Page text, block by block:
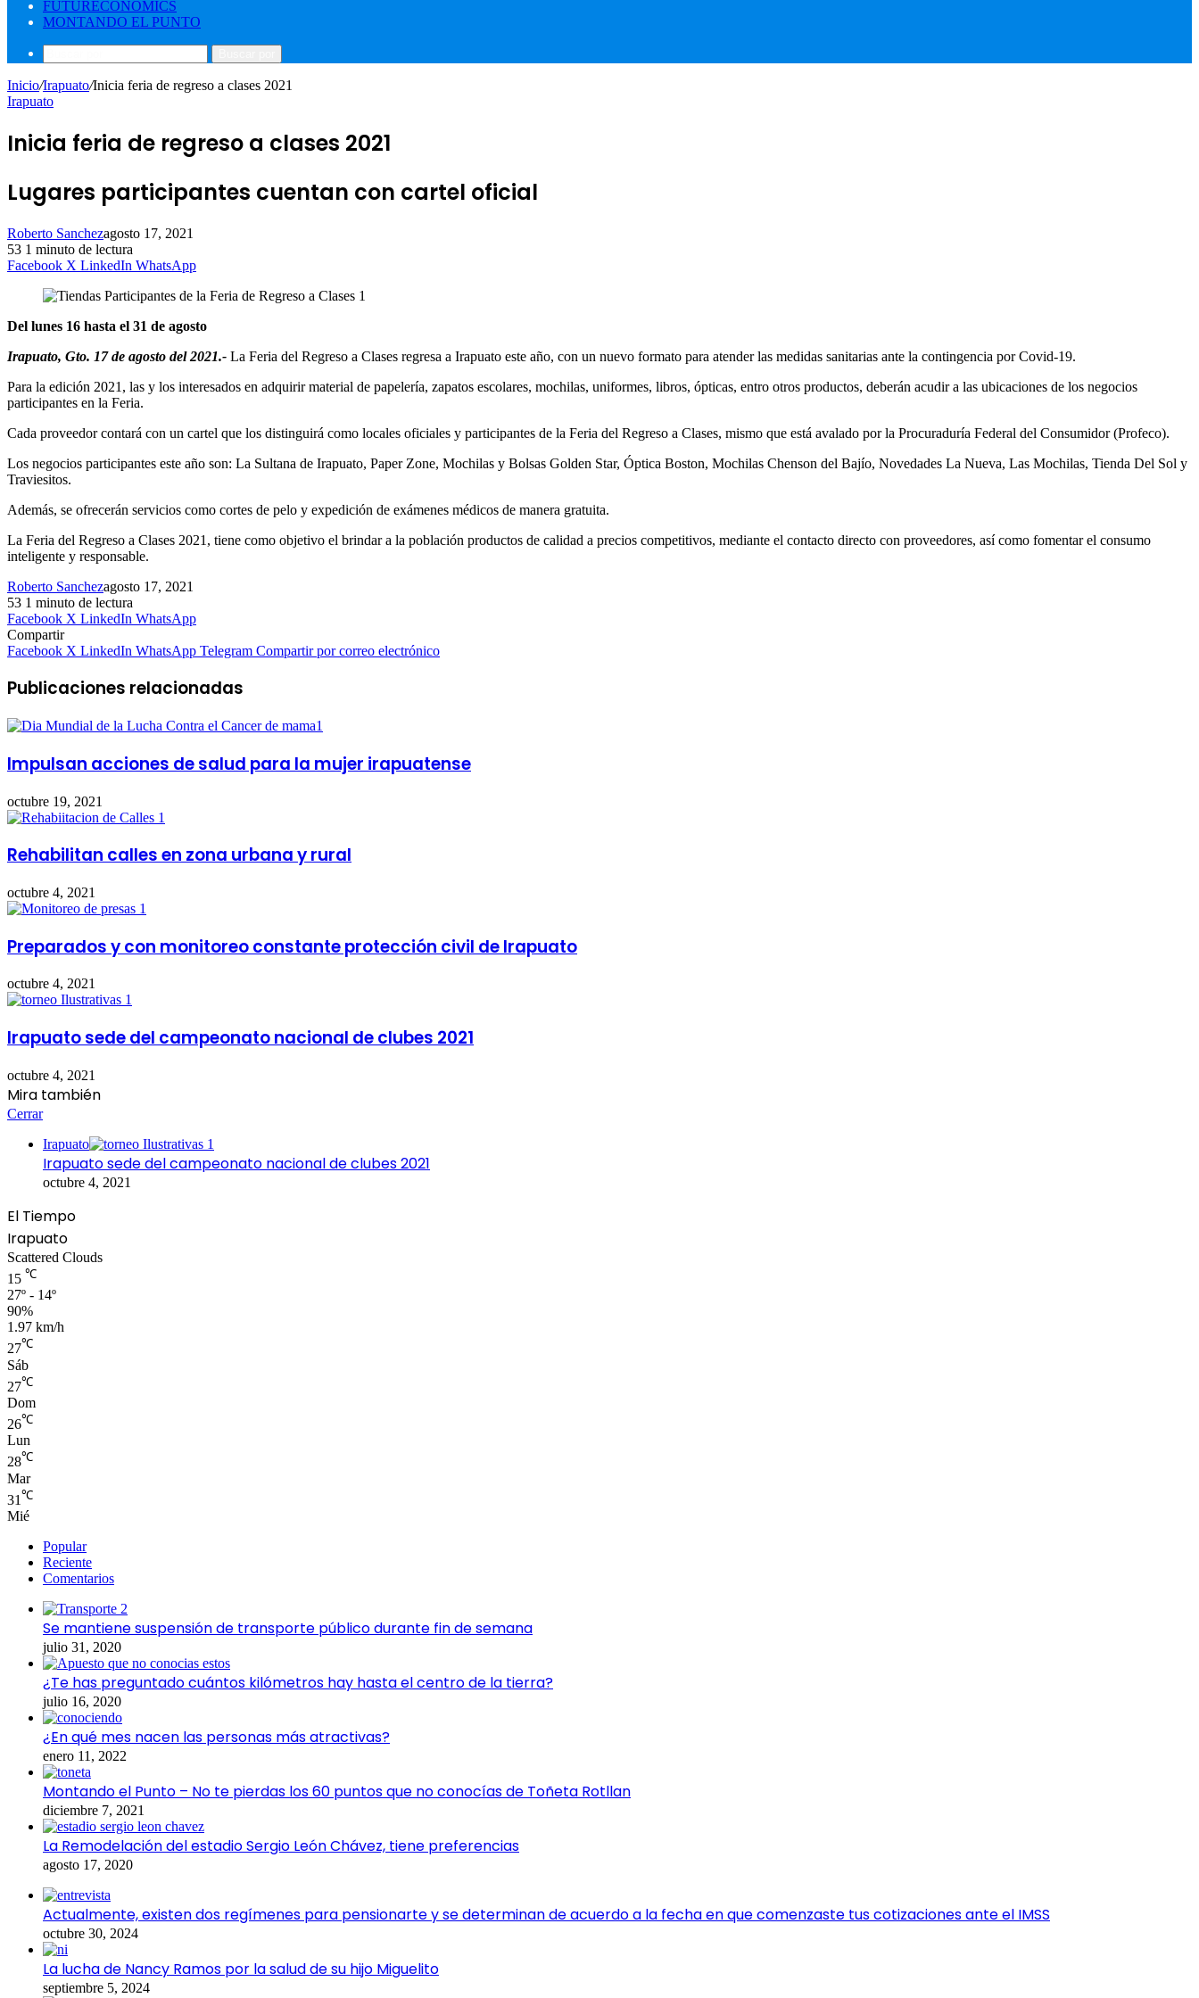
FUTURECONOMICS
MONTANDO EL PUNTO
Inicio/Irapuato/Inicia feria de regreso a clases 2021
Irapuato
Inicia feria de regreso a clases 2021
Lugares participantes cuentan con cartel oficial
Roberto Sanchezagosto 17, 2021
53 1 minuto de lectura
Facebook X LinkedIn WhatsApp
Del lunes 16 hasta el 31 de agosto
Irapuato, Gto. 17 de agosto del 2021.- La Feria del Regreso a Clases regresa a Irapuato este año, con un nuevo formato para atender las medidas sanitarias ante la contingencia por Covid-19.
Para la edición 2021, las y los interesados en adquirir material de papelería, zapatos escolares, mochilas, uniformes, libros, ópticas, entro otros productos, deberán acudir a las ubicaciones de los negocios
participantes en la Feria.
Cada proveedor contará con un cartel que los distinguirá como locales oficiales y participantes de la Feria del Regreso a Clases, mismo que está avalado por la Procuraduría Federal del Consumidor (Profeco).
Los negocios participantes este año son: La Sultana de Irapuato, Paper Zone, Mochilas y Bolsas Golden Star, Óptica Boston, Mochilas Chenson del Bajío, Novedades La Nueva, Las Mochilas, Tienda Del Sol y
Traviesitos.
Además, se ofrecerán servicios como cortes de pelo y expedición de exámenes médicos de manera gratuita.
La Feria del Regreso a Clases 2021, tiene como objetivo el brindar a la población productos de calidad a precios competitivos, mediante el contacto directo con proveedores, así como fomentar el consumo
inteligente y responsable.
Roberto Sanchezagosto 17, 2021
53 1 minuto de lectura
Facebook X LinkedIn WhatsApp
Compartir
Facebook X LinkedIn WhatsApp Telegram Compartir por correo electrónico
Publicaciones relacionadas
Impulsan acciones de salud para la mujer irapuatense
octubre 19, 2021
Rehabilitan calles en zona urbana y rural
octubre 4, 2021
Preparados y con monitoreo constante protección civil de Irapuato
octubre 4, 2021
Irapuato sede del campeonato nacional de clubes 2021
octubre 4, 2021
Mira también
Cerrar
Irapuato
Irapuato sede del campeonato nacional de clubes 2021
octubre 4, 2021
El Tiempo
Irapuato
Scattered Clouds
15 ℃
27º - 14º
90%
1.97 km/h
27℃
Sáb
27℃
Dom
26℃
Lun
28℃
Mar
31 ℃
Mié
Popular
Reciente
Comentarios
Se mantiene suspensión de transporte público durante fin de semana
julio 31, 2020
¿Te has preguntado cuántos kilómetros hay hasta el centro de la tierra?
julio 16, 2020
¿En qué mes nacen las personas más atractivas?
enero 11, 2022
Montando el Punto – No te pierdas los 60 puntos que no conocías de Toñeta Rotllan
diciembre 7, 2021
La Remodelación del estadio Sergio León Chávez, tiene preferencias
agosto 17, 2020
Actualmente, existen dos regímenes para pensionarte y se determinan de acuerdo a la fecha en que comenzaste tus cotizaciones ante el IMSS
octubre 30, 2024
La lucha de Nancy Ramos por la salud de su hijo Miguelito
septiembre 5, 2024